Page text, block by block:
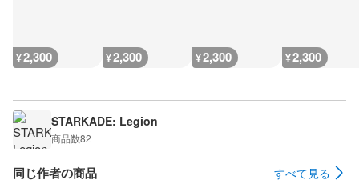
¥2,300 ¥2,300 ¥2,300 ¥2,300
STARKADE: Legion
商品数82
同じ作者の商品 すべて見る